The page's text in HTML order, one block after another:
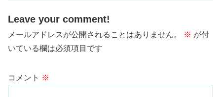
Leave your comment!
メールアドレスが公開されることはありません。 ※ が付
いている欄は必須項目です
コメント ※